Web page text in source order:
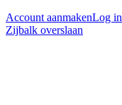
Account aanmakenLog in
Zijbalk overslaan